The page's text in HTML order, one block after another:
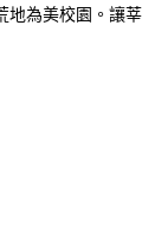
地為美校園。讓莘